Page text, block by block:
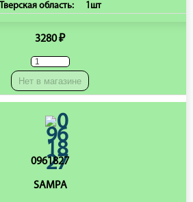
Тверская область: 1шт
3280 ₽
Нет в магазине
0961827
SAMPA